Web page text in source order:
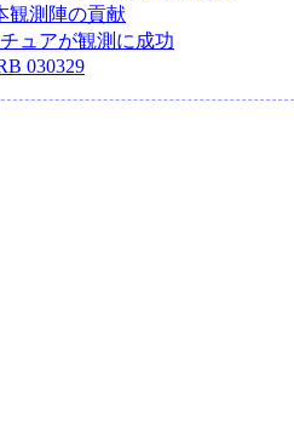
観測陣の貢献
ュアが観測に成功
030329